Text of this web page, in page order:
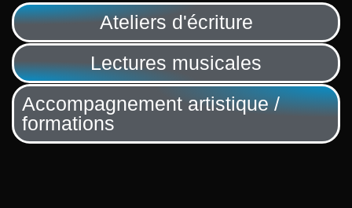
Ateliers d'écriture
Lectures musicales
Accompagnement artistique /
formations